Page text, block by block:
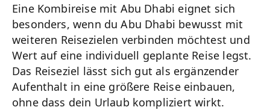
Eine Kombireise mit Abu Dhabi eignet sich
besonders, wenn du Abu Dhabi bewusst mit
weiteren Reisezielen verbinden möchtest und
Wert auf eine individuell geplante Reise legst.
Das Reiseziel lässt sich gut als ergänzender
Aufenthalt in eine größere Reise einbauen,
ohne dass dein Urlaub kompliziert wirkt.